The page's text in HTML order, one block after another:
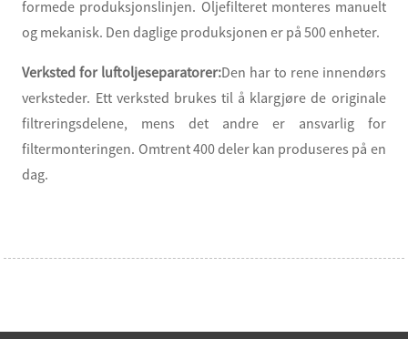
formede produksjonslinjen. Oljefilteret monteres manuelt
og mekanisk. Den daglige produksjonen er på 500 enheter.
Verksted for luftoljeseparatorer:Den har to rene innendørs
verksteder. Ett verksted brukes til å klargjøre de originale
filtreringsdelene, mens det andre er ansvarlig for
filtermonteringen. Omtrent 400 deler kan produseres på en
dag.